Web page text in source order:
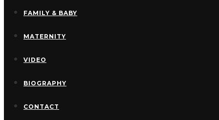
FAMILY & BABY
MATERNITY
VIDEO
BIOGRAPHY
CONTACT